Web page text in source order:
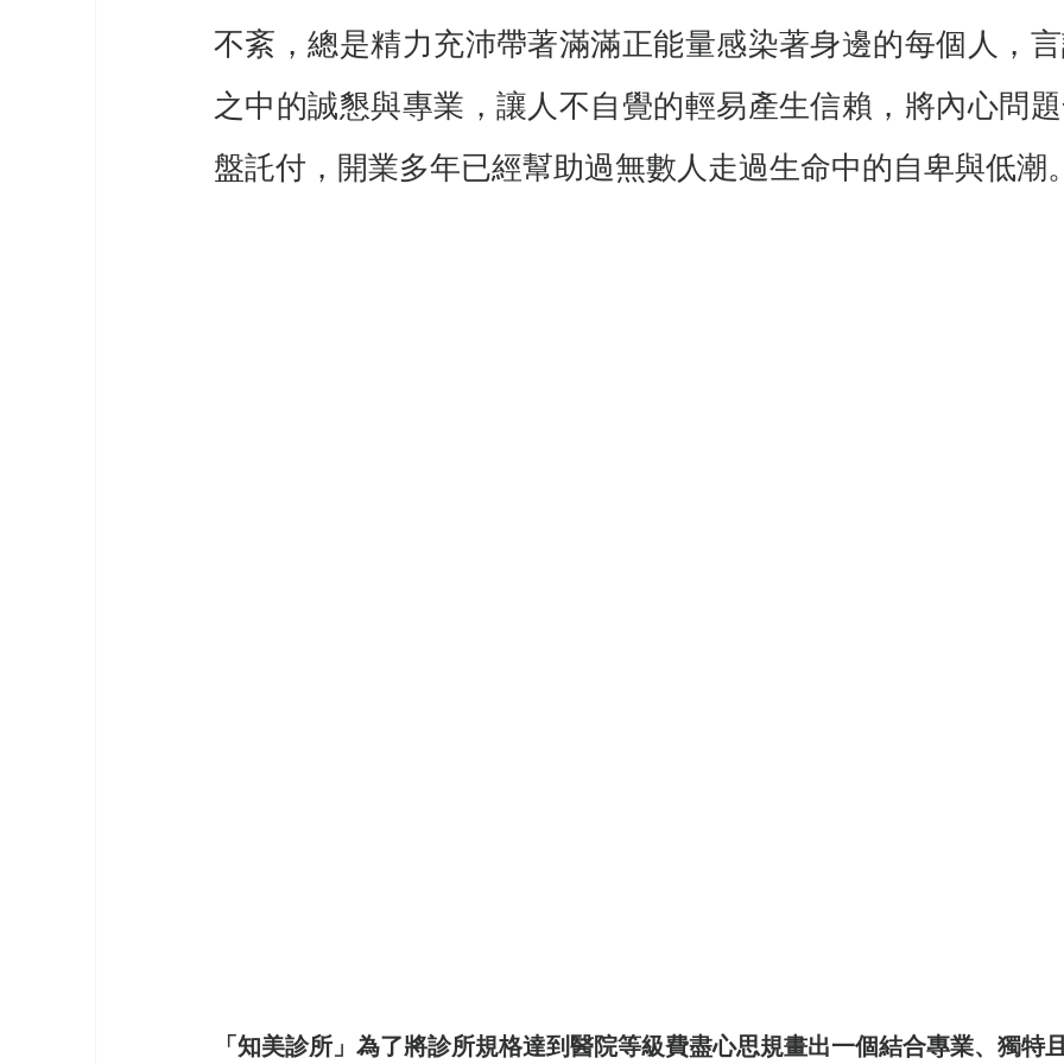
不紊，總是精力充沛帶著滿滿正能量感染著身邊的每個人，
之中的誠懇與專業，讓人不自覺的輕易產生信賴，將內心問
盤託付，開業多年已經幫助過無數人走過生命中的自卑與低潮
「知美診所」為了將診所規格達到醫院等級費盡心思規畫出一個結合專業、獨特